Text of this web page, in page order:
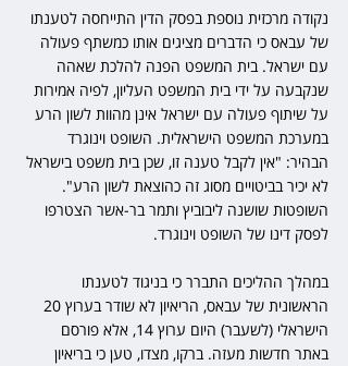
נקודה מרכזית נוספת בפסק הדין התייחסה לטענתו
של עבאס כי הדברים מציגים אותו כמשתף פעולה
עם ישראל. בית המשפט הפנה להלכת שאהה
שנקבעה על ידי בית המשפט העליון, לפיה אמירות
על שיתוף פעולה עם ישראל אינן מהוות לשון הרע
במערכת המשפט הישראלית. השופט וינוגרד
הבהיר: "אין לקבל טענה זו, שכן בית משפט בישראל
לא יכיר בביטויים מסוג זה כהוצאת לשון הרע".
השופטות שושנה ליבוביץ ותמר בר-אשר הצטרפו
לפסק דינו של השופט וינוגרד.
במהלך ההליכים התברר כי בניגוד לטענתו
הישראלי (לשעבר) היום ערוץ 14, אלא פורסם
באתר חדשות מעזה. ברקו, מצדו, טען כי בריאיון